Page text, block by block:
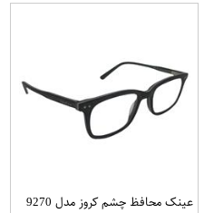
عینک محافظ چشم کروز مدل 9270